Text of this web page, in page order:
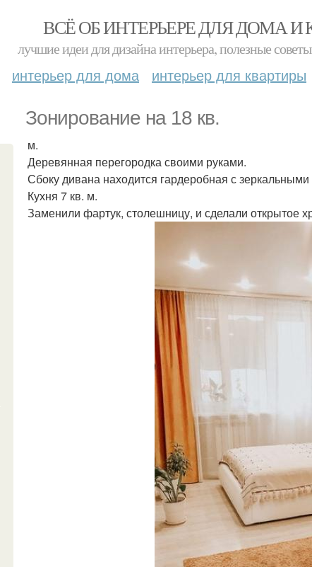
ВСЁ ОБ ИНТЕРЬЕРЕ ДЛЯ ДОМА И
лучшие идеи для дизайна интерьера, полезные
интерьер для дома интерьер для квартиры
Зонирование на 18 кв.
м.
Деревянная перегородка своими руками.
Сбоку дивана находится гардеробная с
Кухня 7 кв. м.
Заменили фартук, столешницу, и сделали открытое